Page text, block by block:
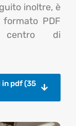
inoltre, è
PDF
centro di
pdf (35